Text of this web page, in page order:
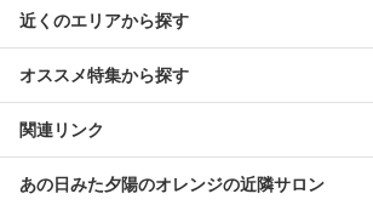
近くのエリアから探す
オススメ特集から探す
関連リンク
あの日みた夕陽のオレンジの近隣サロン